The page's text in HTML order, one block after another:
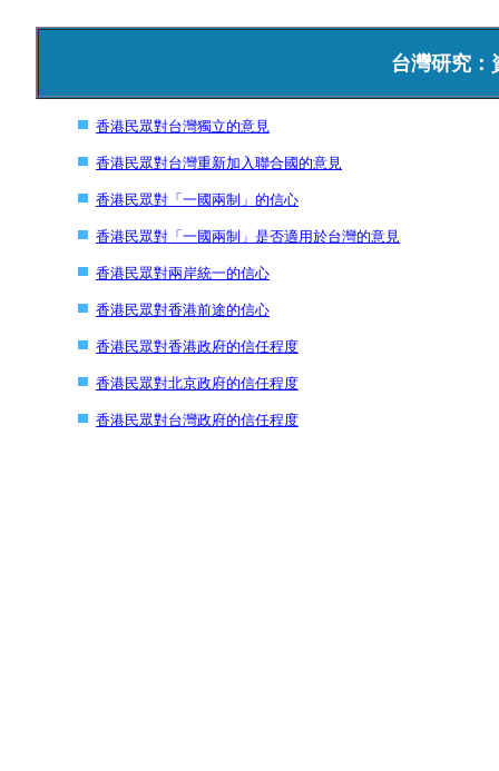
台灣研究：
香港民眾對台灣獨立的意見
香港民眾對台灣重新加入聯合國的意見
香港民眾對「一國兩制」的信心
香港民眾對「一國兩制」是否適用於台灣的意見
香港民眾對兩岸統一的信心
香港民眾對香港前途的信心
香港民眾對香港政府的信任程度
香港民眾對北京政府的信任程度
香港民眾對台灣政府的信任程度